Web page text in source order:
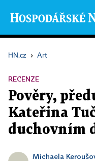
HN.cz › Art
RECENZE
Pověry,
Kateřina
duchovním
Michaela